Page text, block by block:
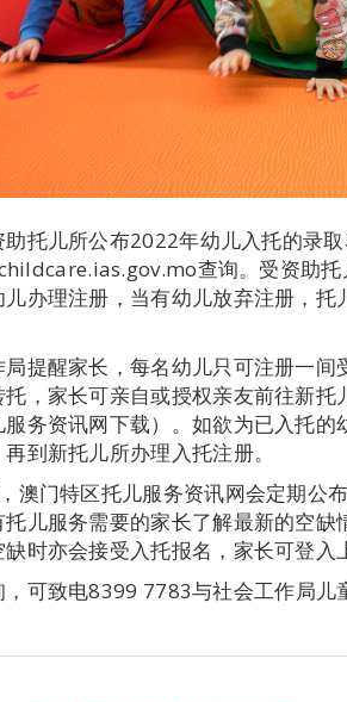
助托儿所公布2022年幼儿入托的录
查询。受资助
办理注册，当有幼儿放弃注册，
提醒家长，每名幼儿只可注册一
托，家长可亲自或授权亲友前往新
务资讯网下载）。如欲为已入托
到新托儿所办理入托注册。
澳门特区托儿服务资讯网会定期公
托儿服务需要的家长了解最新的空
时亦会接受入托报名，家长可登入
可致电8399 7783与社会工作局儿